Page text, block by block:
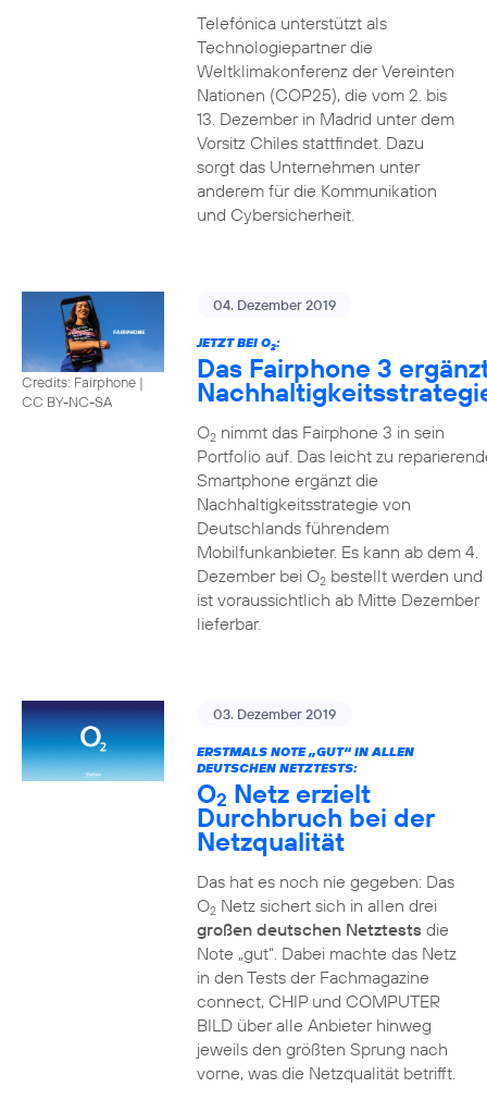
Telefónica unterstützt als
Technologiepartner die
Weltklimakonferenz der Vereinten
Nationen (COP25), die vom 2. bis
13. Dezember in Madrid unter dem
Vorsitz Chiles stattfindet. Dazu
sorgt das Unternehmen unter
anderem für die Kommunikation
und Cybersicherheit.
Credits: Fairphone |
CC BY-NC-SA
04. Dezember 2019
JETZT BEI O2:
Das Fairphone 3
O2nimmt das Fairphone 3 in sein
Portfolio auf. Das leicht zu
Smartphone ergänzt die
Nachhaltigkeitsstrategie von
Deutschlands führendem
Mobilfunkanbieter. Es kann ab dem 4.
Dezember bei O2bestellt werden und
ist voraussichtlich ab Mitte Dezember
lieferbar.
03. Dezember 2019
ERSTMALS NOTE „GUT“ IN ALLEN
DEUTSCHEN NETZTESTS:
O2 Netz erzielt
Durchbruch bei der
Netzqualität
Das hat es noch nie gegeben: Das
O2Netz sichert sich in allen drei
großen deutschen Netztests die
Note „gut“. Dabei machte das Netz
in den Tests der Fachmagazine
connect, CHIP und COMPUTER
BILD über alle Anbieter hinweg
jeweils den größten Sprung nach
vorne, was die Netzqualität betrifft.